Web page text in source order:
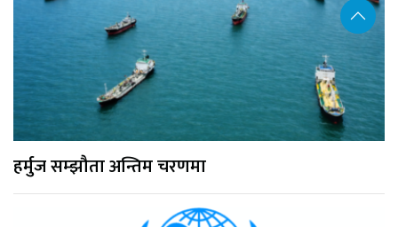
हर्मुज सम्झौता अन्तिम चरणमा